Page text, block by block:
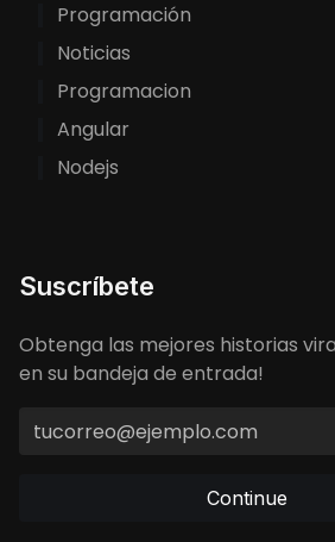
Programación
Noticias
Programacion
Angular
Nodejs
Suscríbete
Obtenga las mejores historias
en su bandeja de entrada!
Continue